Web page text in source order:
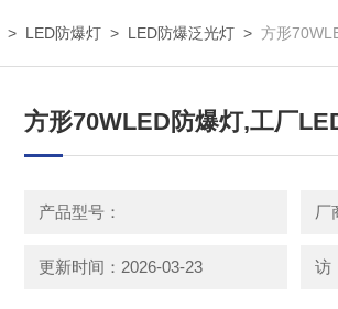
> LED防爆灯 > LED防爆泛光灯 > 方形
方形70WLED防爆灯,工厂
产品型号： 厂
更新时间：2026-03-23 访